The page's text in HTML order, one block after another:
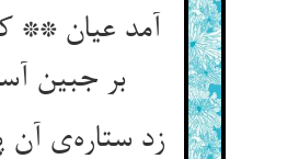
آمد عیان **
بر جبین
زد ستاره‌ی آن